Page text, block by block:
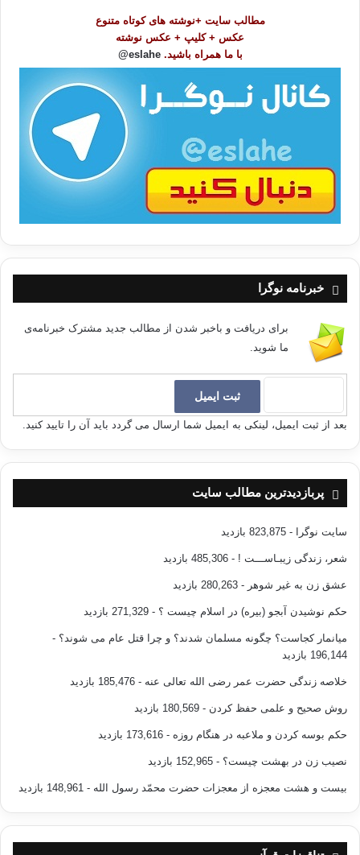
مطالب سایت +نوشته های کوتاه متنوع
عکس + کلیپ + عکس نوشته
با ما همراه باشید. eslahe@
خبرنامه نوگرا
برای دریافت و باخبر شدن از مطالب جدید مشترک خبرنامه‌ی
ما شوید.
بعد از ثبت ایمیل، لینکی به ایمیل شما ارسال می گردد باید آن را تایید کنید.
پربازدیدترین مطالب سایت
سایت نوگرا - 823,875 بازدید
شعر، زندگی زیبـاســـت ! - 485,306 بازدید
عشق زن به غیر شوهر - 280,263 بازدید
حکم نوشیدن آبجو (بیره) در اسلام چیست ؟ - 271,329 بازدید
میانمار کجاست؟ چگونه مسلمان شدند؟ و چرا قتل عام می شوند؟ -
196,144 بازدید
خلاصه زندگی حضرت عمر رضی الله تعالی عنه - 185,476 بازدید
روش صحیح و علمی حفظ کردن - 180,569 بازدید
حکم بوسه کردن و ملاعبه در هنگام روزه - 173,616 بازدید
نصیب زن در بهشت چیست؟ - 152,965 بازدید
بیست و هشت معجزه از معجزات حضرت محمّد رسول الله - 148,961 بازدید